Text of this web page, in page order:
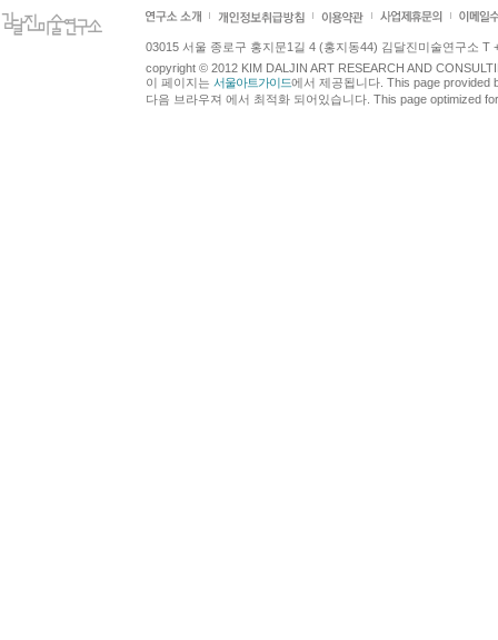
03015 서울 종로구 홍지문1길 4 (홍지동44) 김달진미술연구소 T
copyright © 2012 KIM DALJIN ART RESEARCH AND
이 페이지는 서울아트가이드에서 제공됩니다. This page provided
다음 브라우져 에서 최적화 되어있습니다. This page optimized